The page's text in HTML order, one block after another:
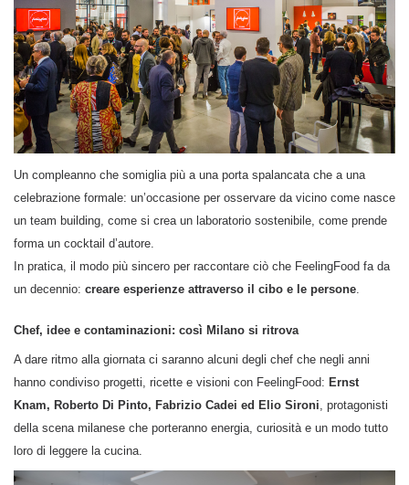
Un compleanno che somiglia più a una porta spalancata che a una
celebrazione formale: un’occasione per osservare da vicino come nasce
un team building, come si crea un laboratorio sostenibile, come prende
forma un cocktail d’autore.
In pratica, il modo più sincero per raccontare ciò che FeelingFood fa da
un decennio: creare esperienze attraverso il cibo e le persone.
Chef, idee e contaminazioni: così Milano si ritrova
A dare ritmo alla giornata ci saranno alcuni degli chef che negli anni
hanno condiviso progetti, ricette e visioni con FeelingFood: Ernst
Knam, Roberto Di Pinto, Fabrizio Cadei ed Elio Sironi, protagonisti
della scena milanese che porteranno energia, curiosità e un modo tutto
loro di leggere la cucina.